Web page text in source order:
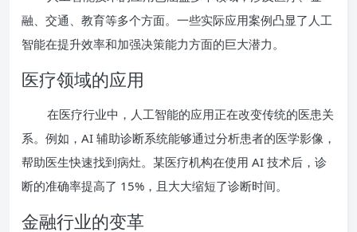
融、交通、教育等多个方面。一些实际应用案例凸显了人工
智能在提升效率和加强决策能力方面的巨大潜力。
医疗领域的应用
在医疗行业中，人工智能的应用正在改变传统的医患关
系。例如，AI 辅助诊断系统能够通过分析患者的医学影像，
帮助医生快速找到病灶。某医疗机构在使用 AI 技术后，诊
断的准确率提高了 15%，且大大缩短了诊断时间。
金融行业的变革